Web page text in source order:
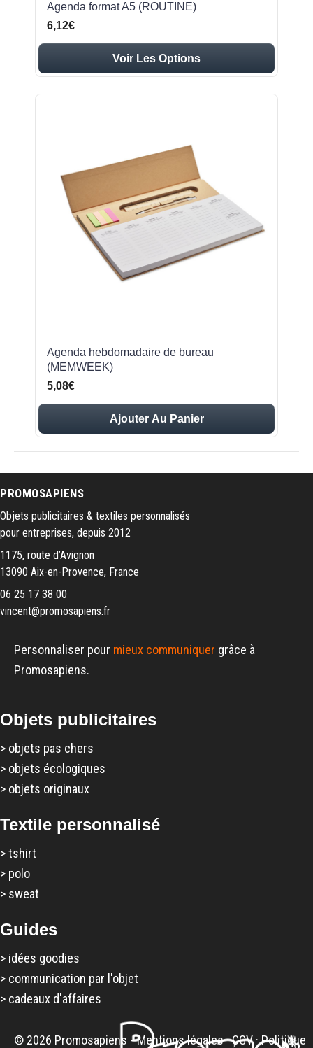
Agenda format A5 (ROUTINE)
6,12€
Voir Les Options
Agenda hebdomadaire de bureau
(MEMWEEK)
5,08€
Ajouter Au Panier
PROMOSAPIENS
Objets publicitaires & textiles personnalisés
pour entreprises, depuis 2012
1175, route d’Avignon
13090 Aix-en-Provence, France
06 25 17 38 00
vincent@promosapiens.fr
Personnaliser pour mieux communiquer grâce à
Promosapiens.
Objets publicitaires
> objets pas chers
> objets écologiques
> objets originaux
Textile personnalisé
>tshirt
> polo
> sweat
Guides
> idées goodies
> communication par l'objet
> cadeaux d'affaires
© 2026 Promosapiens -Mentions légales·CGV·Politique